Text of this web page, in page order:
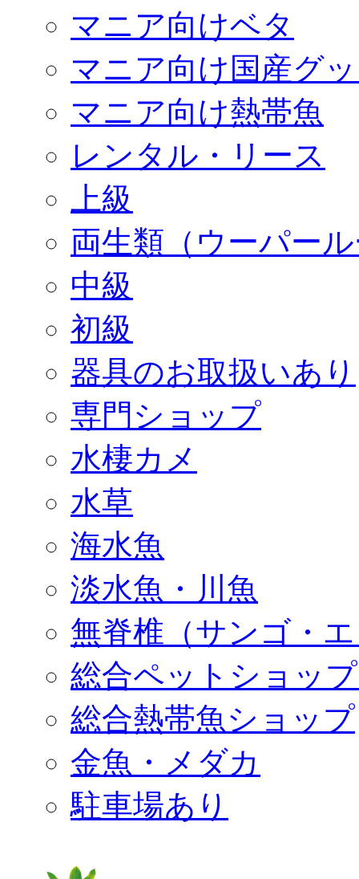
マニア向けベタ
マニア向け国産グ
マニア向け熱帯魚
レンタル・リース
上級
両生類（ウーパー
中級
初級
器具のお取扱いあり
専門ショップ
水棲カメ
水草
海水魚
淡水魚・川魚
無脊椎（サンゴ・
総合ペットショッ
総合熱帯魚ショップ
金魚・メダカ
駐車場あり